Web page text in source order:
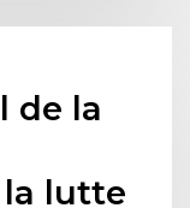
de la
lutte